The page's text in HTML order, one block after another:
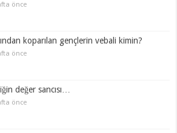
önce
koparılan gençlerin vebali kimin?
önce
değer sancısı…
önce